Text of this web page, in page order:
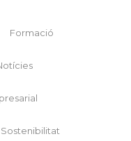
Formació
Sostenibilitat